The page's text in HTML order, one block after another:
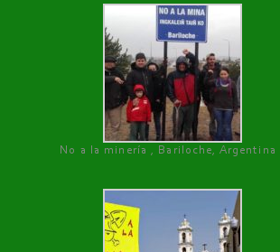
No a la minería , Bariloche, Argentina